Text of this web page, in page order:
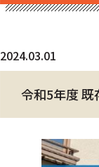
2024.03.01
令和5年度 既